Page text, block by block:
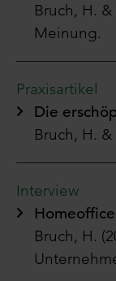
Bruch, H. &
Meinung.
Praxisartikel
Die
Bruch, H. &
Interview
Bruch, H.